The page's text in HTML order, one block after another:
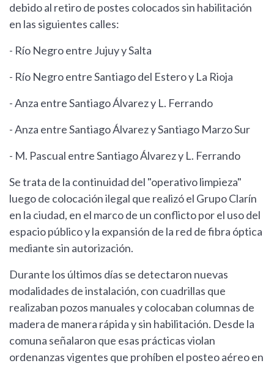
debido al retiro de postes colocados sin habilitación
en las siguientes calles:
- Río Negro entre Jujuy y Salta
- Río Negro entre Santiago del Estero y La Rioja
- Anza entre Santiago Álvarez y L. Ferrando
- Anza entre Santiago Álvarez y Santiago Marzo Sur
- M. Pascual entre Santiago Álvarez y L. Ferrando
Se trata de la continuidad del "operativo limpieza"
luego de colocación ilegal que realizó el Grupo Clarín
en la ciudad, en el marco de un conflicto por el uso del
espacio público y la expansión de la red de fibra óptica
mediante sin autorización.
Durante los últimos días se detectaron nuevas
modalidades de instalación, con cuadrillas que
realizaban pozos manuales y colocaban columnas de
madera de manera rápida y sin habilitación. Desde la
comuna señalaron que esas prácticas violan
ordenanzas vigentes que prohíben el posteo aéreo en